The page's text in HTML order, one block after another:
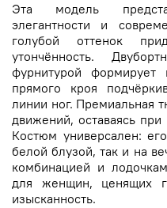
Эта модель
элегантности и
голубой оттенок
утончённость.
фурнитурой
прямого кроя
линии ног. Премиальная
движений, оставаясь
Костюм универсален:
белой блузой, так и на
комбинацией и
для женщин, ценящих
изысканность.